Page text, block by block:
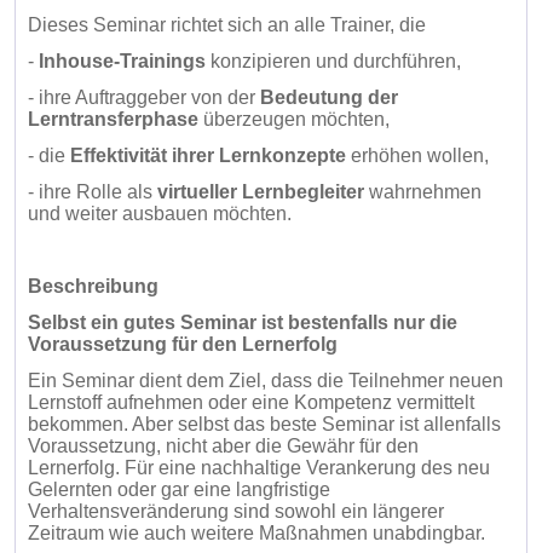
Dieses Seminar richtet sich an alle Trainer, die
- Inhouse-Trainings konzipieren und durchführen,
- ihre Auftraggeber von der Bedeutung der
Lerntransferphase überzeugen möchten,
- die Effektivität ihrer Lernkonzepte erhöhen wollen,
- ihre Rolle alsvirtueller Lernbegleiter wahrnehmen
und weiter ausbauen möchten.
Beschreibung
Selbst ein gutes Seminar ist bestenfalls nur die
Voraussetzung für den Lernerfolg
Ein Seminar dient dem Ziel, dass die Teilnehmer neuen
Lernstoff aufnehmen oder eine Kompetenz vermittelt
bekommen. Aber selbst das beste Seminar ist allenfalls
Voraussetzung, nicht aber die Gewähr für den
Lernerfolg. Für eine nachhaltige Verankerung des neu
Gelernten oder gar eine langfristige
Verhaltensveränderung sind sowohl ein längerer
Zeitraum wie auch weitere Maßnahmen unabdingbar.